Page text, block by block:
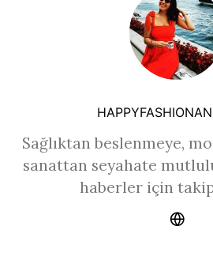
Sağlıktan beslenmeye,
sanattan seyahate
haberler için